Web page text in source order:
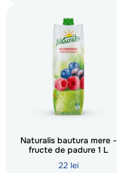
Naturalis bautura mere -
fructe de padure 1 L
22 lei